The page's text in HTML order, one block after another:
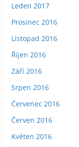
Leden 2017
Prosinec 2016
Listopad 2016
Říjen 2016
Září 2016
Srpen 2016
Červenec 2016
Červen 2016
Květen 2016